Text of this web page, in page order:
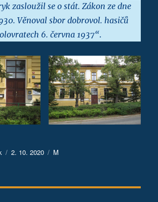
zasloužil se o stát. Zákon ze dne
Věnoval sbor dobrovol. hasičů
6. června 1937“.
Publikováno:
2. 10. 2020 Rubriky:
M